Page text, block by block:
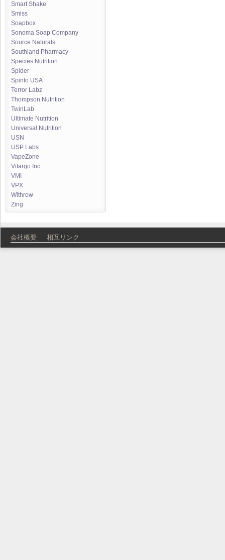
Smart Shake
Smiss
Soapbox
Sonoma Soap Company
Source Naturals
Southland Pharmacy
Species Nutrition
Spider
Spinto USA
Terror Labz
Thompson Nutrition
TwinLab
Ultimate Nutrition
Universal Nutrition
USN
USP Labs
VapeZone
Vitargo Inc
VMI
VPX
Withrow
Zing
会社概要 相互リンク